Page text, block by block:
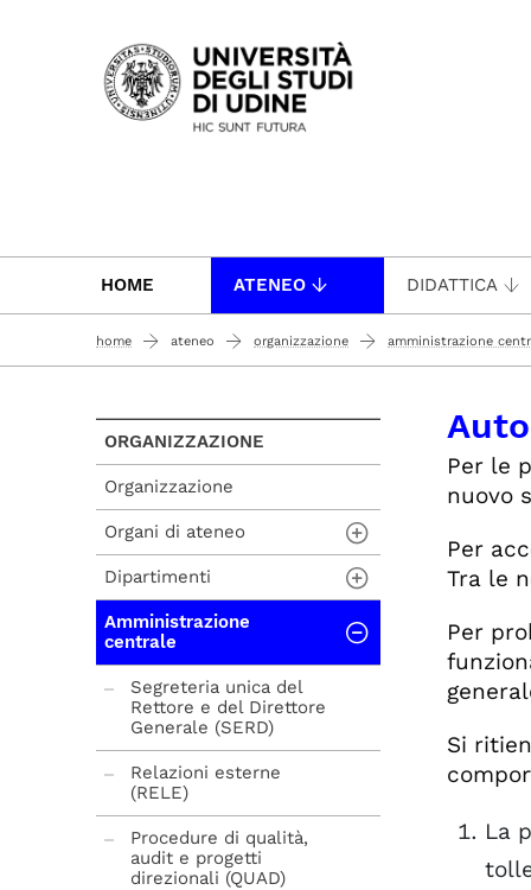
Passa al contenuto principale
HOME ATENEO DIDATTICA
home ateneo organizzazione amministrazione
Per le
nuovo
Per
Tra le
Per
Si
La
ORGANIZZAZIONE
Organizzazione
Organi di ateneo
Rettore
Prorettore
Delegati del rettore
Direttore generale
Senato accademico
Consiglio di
amministrazione
Altri organi
Dipartimenti
Dipartimento di
Medicina - DMED
Dipartimento di Lingue
e letterature,
comunicazione,
formazione e società -
DILL
Dipartimento di
Scienze agroalimentari,
ambientali e animali -
DI4A
Amministrazione
centrale
Segreteria unica del
Rettore e del Direttore
Generale (SERD)
Relazioni esterne
(RELE)
Procedure di qualità,
audit e progetti
direzionali (QUAD)